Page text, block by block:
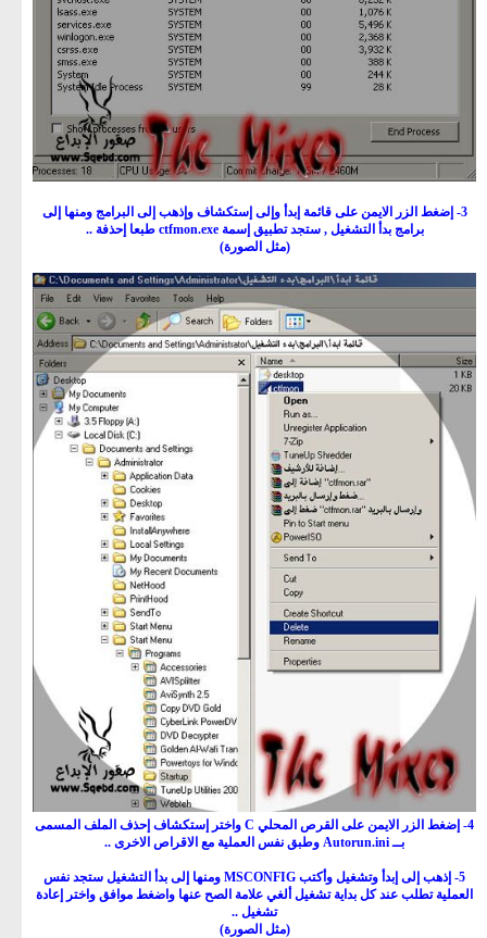
3- إضغط الزر الايمن على قائمة إبدأ وإلى إستكشاف وإذهب إلى البرامج ومنها إلى
برامج بدأ التشغيل , ستجد تطبيق إسمة ctfmon.exe طبعا إحذفة ..
(مثل الصورة)
4- إضغط الزر الايمن على القرص المحلي C واختر إستكشاف إحذف الملف المسمى
بــ Autorun.ini وطبق نفس العملية مع الاقراص الاخرى ..
5- إذهب إلى إبدأ وتشغيل وأكتب MSCONFIG ومنها إلى بدأ التشغيل ستجد نفس
العملية تطلب عند كل بداية تشغيل ألغي علامة الصح عنها واضغط موافق واختر إعادة
تشغيل ..
(مثل الصورة)